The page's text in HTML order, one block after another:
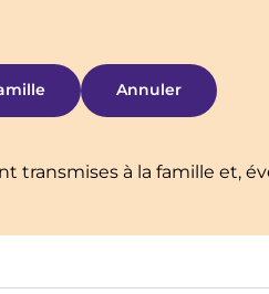
transmises à la famille et,